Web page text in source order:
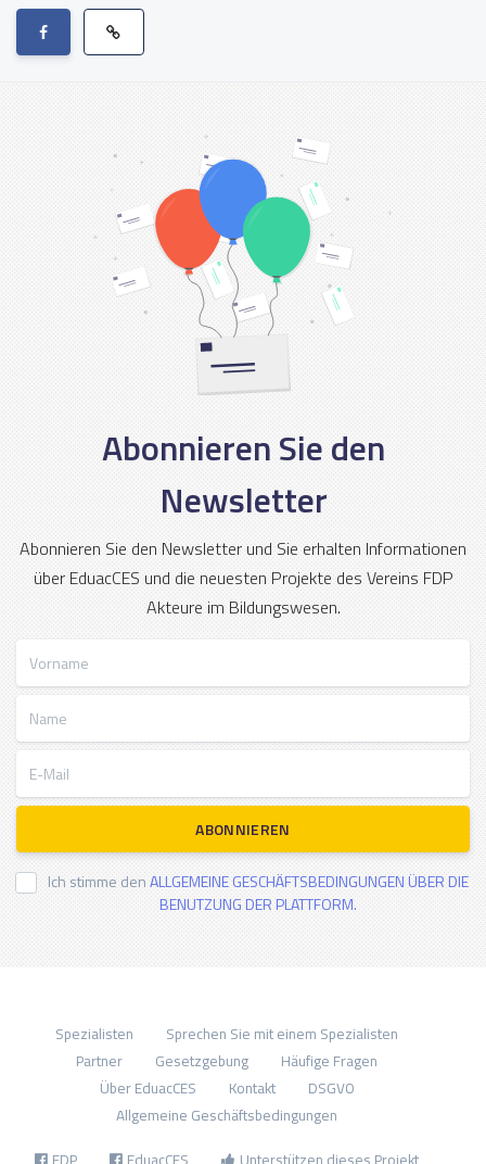
Abonnieren Sie den
Newsletter
Abonnieren Sie den Newsletter und Sie erhalten Informationen
über EduacCES und die neuesten Projekte des Vereins FDP
Akteure im Bildungswesen.
ABONNIEREN
Ich stimme denALLGEMEINE GESCHÄFTSBEDINGUNGEN ÜBER DIE
BENUTZUNG DER PLATTFORM.
Spezialisten
Sprechen Sie mit einem Spezialisten
Partner
Gesetzgebung
Häufige Fragen
Über EduacCES
Kontakt
DSGVO
Allgemeine Geschäftsbedingungen
FDP EduacCES Unterstützen dieses Projekt